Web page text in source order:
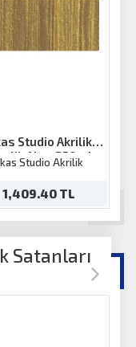
Studio Akrilik
Altın 250ml
Studio Akrilik
1,409.40 TL
Satanları